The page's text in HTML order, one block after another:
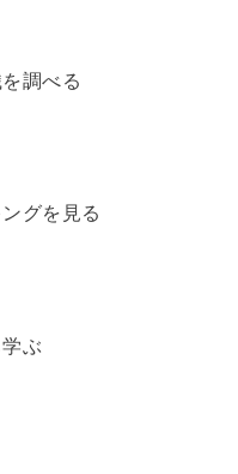
調べる
グを見る
ぶ